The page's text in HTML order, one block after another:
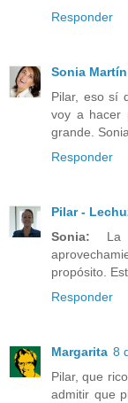
Responder
Sonia
Pilar, eso sí
voy a hacer
grande.
Responder
Pilar -
Sonia: La
propósito.
Responder
Margarita 8
Pilar, que
admitir que